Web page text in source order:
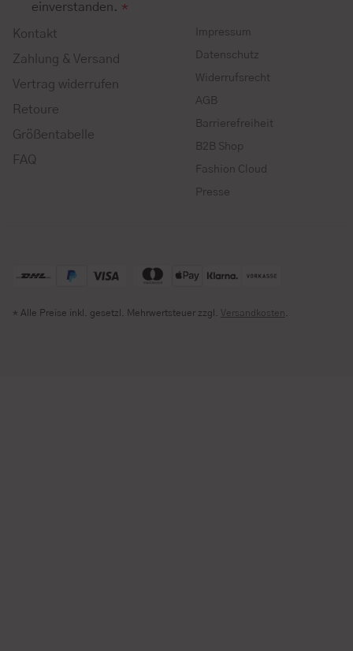
einverstanden. *
Kontakt
Zahlung & Versand
Vertrag widerrufen
Retoure
Größentabelle
FAQ
Impressum
Datenschutz
Widerrufsrecht
AGB
Barrierefreiheit
B2B Shop
Fashion Cloud
Presse
* Alle Preise inkl. gesetzl. Mehrwertsteuer zzgl. Versandkosten